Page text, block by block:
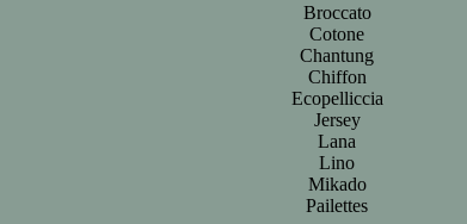
Broccato
Cotone
Chantung
Chiffon
Ecopelliccia
Jersey
Lana
Lino
Mikado
Pailettes